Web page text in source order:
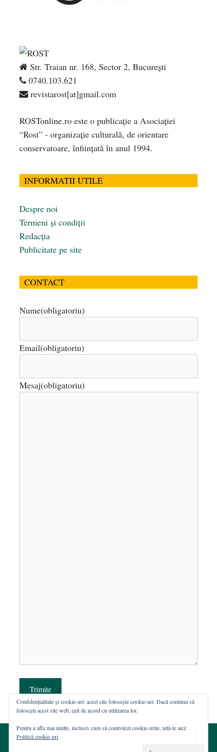
Str. Traian nr. 168, Sector 2, București
0740.103.621
revistarost[at]gmail.com
ROSTonline.ro este o publicaţie a Asociaţiei
“Rost” - organizaţie culturală, de orientare
conservatoare, înfiinţată în anul 1994.
INFORMATII UTILE
Despre noi
Termeni și condiții
Redacția
Publicitate pe site
CONTACT
Nume(obligatoriu)
Email(obligatoriu)
Mesaj(obligatoriu)
Trimite
Confidențialitate și cookie-uri: acest site folosește cookie-uri. Dacă continui să
folosești acest site web, ești de acord cu utilizarea lor.
Pentru a afla mai multe, inclusiv cum să controlezi cookie-urile, uită-te aici:
Politică cookie-uri